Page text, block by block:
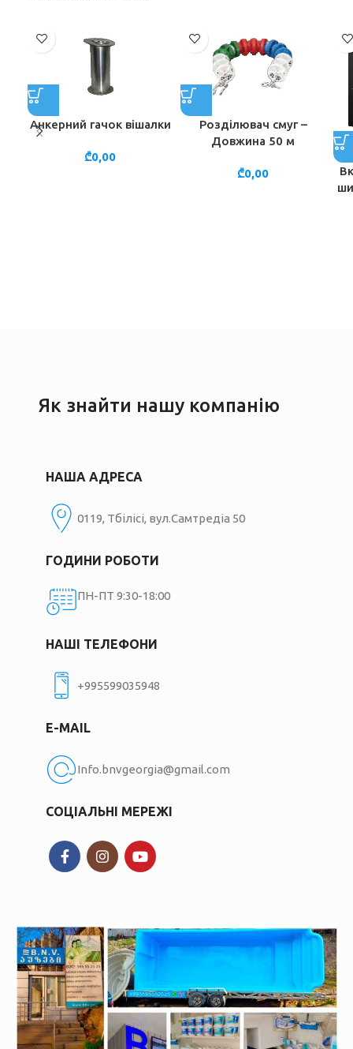
Анкерний гачок вішалки
₾0,00
Розділювач смуг –
Довжина 50 м
₾0,00
Як знайти нашу компанію
НАША АДРЕСА
0119, Тбілісі, вул.Самтредіа 50
ГОДИНИ РОБОТИ
ПН-ПТ 9:30-18:00
НАШІ ТЕЛЕФОНИ
+995599035948
E-MAIL
Info.bnvgeorgia@gmail.com
СОЦІАЛЬНІ МЕРЕЖІ